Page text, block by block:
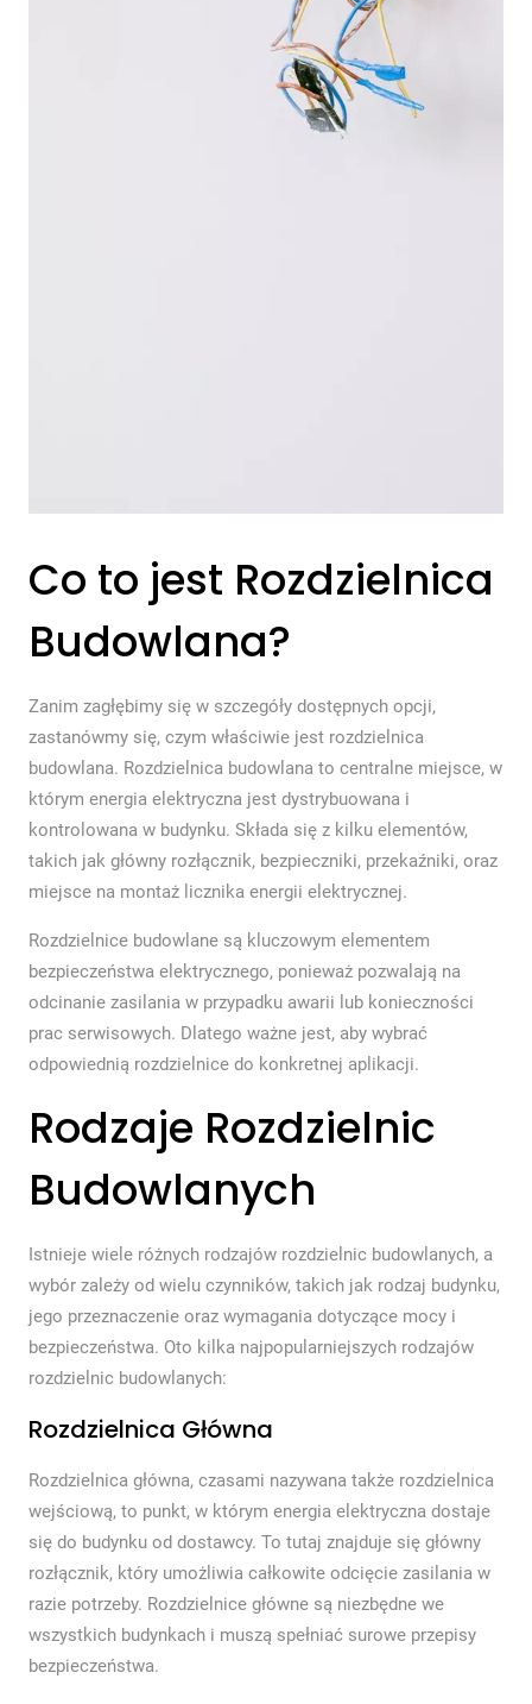
Co to jest Rozdzielnica
Budowlana?
Zanim zagłębimy się w szczegóły dostępnych opcji,
zastanówmy się, czym właściwie jest rozdzielnica
budowlana. Rozdzielnica budowlana to centralne miejsce, w
którym energia elektryczna jest dystrybuowana i
kontrolowana w budynku. Składa się z kilku elementów,
takich jak główny rozłącznik, bezpieczniki, przekaźniki, oraz
miejsce na montaż licznika energii elektrycznej.
Rozdzielnice budowlane są kluczowym elementem
bezpieczeństwa elektrycznego, ponieważ pozwalają na
odcinanie zasilania w przypadku awarii lub konieczności
prac serwisowych. Dlatego ważne jest, aby wybrać
odpowiednią rozdzielnice do konkretnej aplikacji.
Rodzaje Rozdzielnic
Budowlanych
Istnieje wiele różnych rodzajów rozdzielnic budowlanych, a
wybór zależy od wielu czynników, takich jak rodzaj budynku,
jego przeznaczenie oraz wymagania dotyczące mocy i
bezpieczeństwa. Oto kilka najpopularniejszych rodzajów
rozdzielnic budowlanych:
Rozdzielnica Główna
Rozdzielnica główna, czasami nazywana także rozdzielnica
wejściową, to punkt, w którym energia elektryczna dostaje
się do budynku od dostawcy. To tutaj znajduje się główny
rozłącznik, który umożliwia całkowite odcięcie zasilania w
razie potrzeby. Rozdzielnice główne są niezbędne we
wszystkich budynkach i muszą spełniać surowe przepisy
bezpieczeństwa.